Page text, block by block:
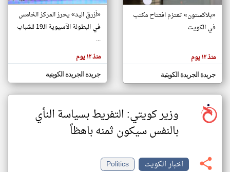
مصادر الأخبار من الكويت
اخبار الكويت على مدار الساعة
أهم اخبار الكويت العاجلة والمباشرة
المقالات
الموجوده
هنا عن
كاتبيها.
«بلاكستون» تعتزم افتتاح مكتب
في الكويت
منذ ١٢ يوم
جريدة الجريدة الكويتية
«أزرق اليد» يحرز المركز الخامس
في البطولة الآسيوية الـ19 للشباب
...
منذ ١٢ يوم
جريدة الجريدة الكويتية
وزير كويتي: التفريط بسياسة النأي
بالنفس سيكون ثمنه باهظاً
اخبار الكويت
Politics
klyoum.com